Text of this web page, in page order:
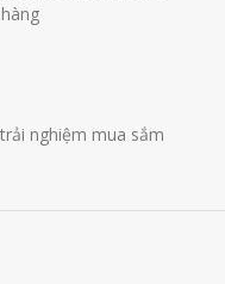
nghiệm mua sắm